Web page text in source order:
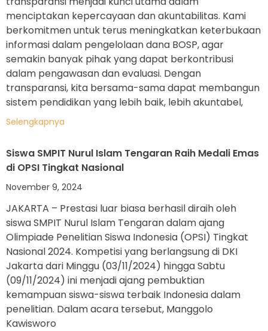
menciptakan kepercayaan dan akuntabilitas. Kami
berkomitmen untuk terus meningkatkan keterbukaan
informasi dalam pengelolaan dana BOSP, agar
semakin banyak pihak yang dapat berkontribusi
dalam pengawasan dan evaluasi. Dengan
transparansi, kita bersama-sama dapat membangun
sistem pendidikan yang lebih baik, lebih akuntabel,
Selengkapnya
Siswa SMPIT Nurul Islam Tengaran Raih Medali Emas
di OPSI Tingkat Nasional
November 9, 2024
JAKARTA – Prestasi luar biasa berhasil diraih oleh
siswa SMPIT Nurul Islam Tengaran dalam ajang
Olimpiade Penelitian Siswa Indonesia (OPSI) Tingkat
Nasional 2024. Kompetisi yang berlangsung di DKI
Jakarta dari Minggu (03/11/2024) hingga Sabtu
(09/11/2024) ini menjadi ajang pembuktian
kemampuan siswa-siswa terbaik Indonesia dalam
penelitian. Dalam acara tersebut, Manggolo
Kawisworo